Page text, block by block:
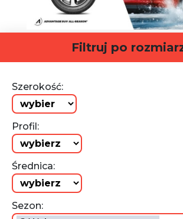
Filtruj po
Szerokość:
Profil:
Średnica:
Sezon: